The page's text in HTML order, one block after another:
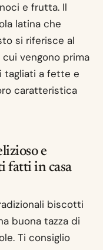
e frutta. Il
latina che
si riferisce al
vengono prima
tagliati a fette e
caratteristica
e
fatti in casa
biscotti
buona tazza di
Ti consiglio